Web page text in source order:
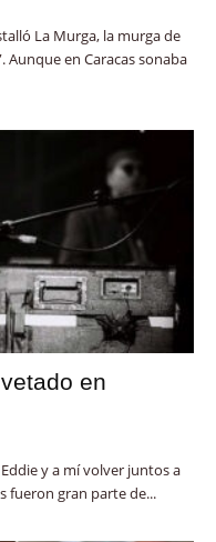
La Murga, la murga de
Aunque en Caracas sonaba
en
Eddie y a mí volver juntos a
fueron gran parte de...